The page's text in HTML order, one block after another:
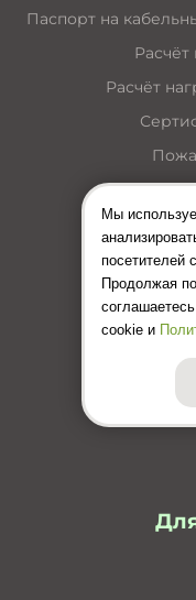
Паспорт на
Расчёт
Расчёт
Каталог
Мы
посетителей
Продолжая
cookie и